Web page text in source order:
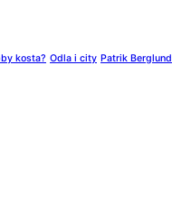
kosta? Odla i city Patrik Berglund